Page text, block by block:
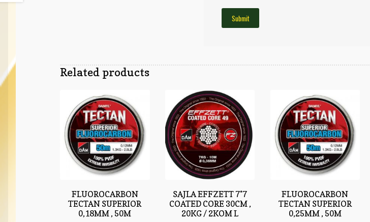
Related products
FLUOROCARBON
TECTAN SUPERIOR
0,18MM , 50M
SAJLA EFFZETT 7*7
COATED CORE 30CM ,
20KG / 2KOM L
FLUOROCARBON
TECTAN SUPERIOR
0,25MM , 50M